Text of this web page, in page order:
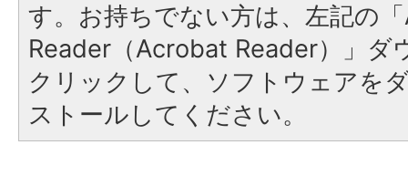
す。お持ちでない方は、左記の
Reader（Acrobat Reader）」ダ
クリックして、ソフトウェアを
ストールしてください。